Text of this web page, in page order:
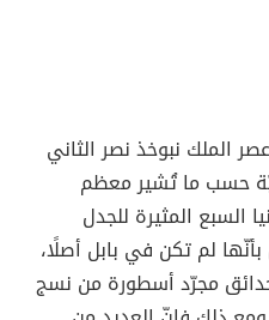
الملك نبوخذ نصر الثاني
حسب ما تُشير معظم
السبع المثيرة للجدل
لم تكن في بابل أصلًا،
مجرّد أسطورة من نسج